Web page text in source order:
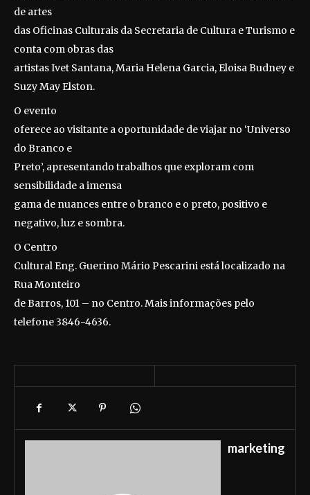
de artes
das Oficinas Culturais da Secretaria de Cultura e Turismo e
conta com obras das
artistas Ivet Santana, Maria Helena Garcia, Eloisa Budney e
Suzy May Elston.
O evento
oferece ao visitante a oportunidade de viajar no ‘Universo
do Branco e
Preto’, apresentando trabalhos que exploram com
sensibilidade a imensa
gama de nuances entre o branco e o preto, positivo e
negativo, luz e sombra.
O Centro
Cultural Eng. Guerino Mário Pescarini está localizado na
Rua Monteiro
de Barros, 101 – no Centro. Mais informações pelo
telefone 3846-4636.
marketing